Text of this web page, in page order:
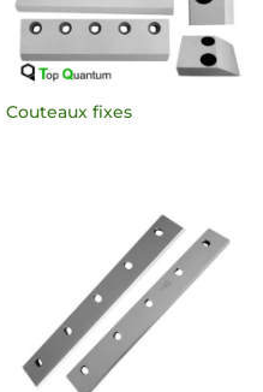
Couteaux fixes